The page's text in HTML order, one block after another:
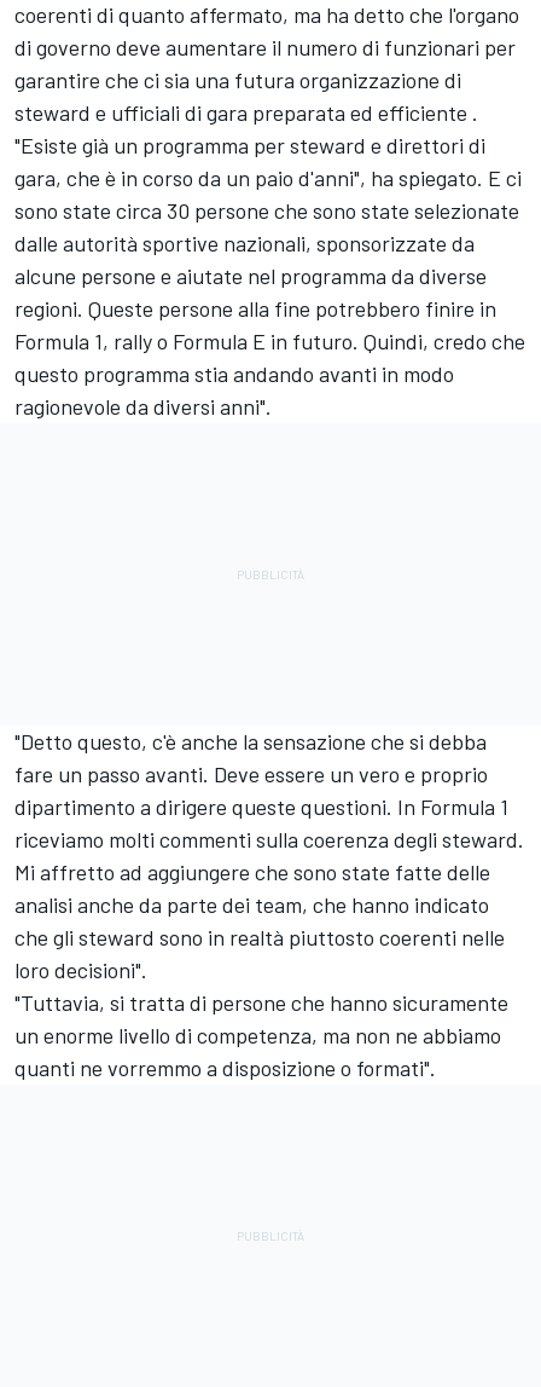
coerenti di quanto affermato, ma ha detto che l'organo
di governo deve aumentare il numero di funzionari per
garantire che ci sia una futura organizzazione di
steward e ufficiali di gara preparata ed efficiente .
"Esiste già un programma per steward e direttori di
gara, che è in corso da un paio d'anni", ha spiegato. E ci
sono state circa 30 persone che sono state selezionate
dalle autorità sportive nazionali, sponsorizzate da
alcune persone e aiutate nel programma da diverse
regioni. Queste persone alla fine potrebbero finire in
Formula 1, rally o Formula E in futuro. Quindi, credo che
questo programma stia andando avanti in modo
ragionevole da diversi anni".
"Detto questo, c'è anche la sensazione che si debba
fare un passo avanti. Deve essere un vero e proprio
dipartimento a dirigere queste questioni. In Formula 1
riceviamo molti commenti sulla coerenza degli steward.
Mi affretto ad aggiungere che sono state fatte delle
analisi anche da parte dei team, che hanno indicato
che gli steward sono in realtà piuttosto coerenti nelle
loro decisioni".
"Tuttavia, si tratta di persone che hanno sicuramente
un enorme livello di competenza, ma non ne abbiamo
quanti ne vorremmo a disposizione o formati".